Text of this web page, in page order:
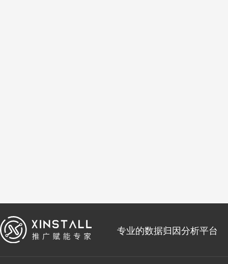
专业的数据归因分析平台